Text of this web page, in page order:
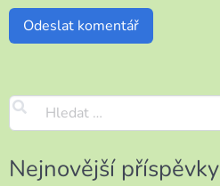
Nejnovější příspěvky